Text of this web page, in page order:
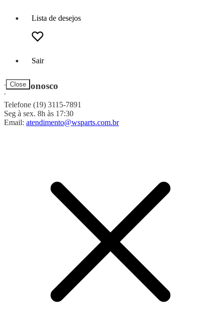
Lista de desejos
Sair
Close
Fale Conosco
Telefone (19) 3115-7891
Seg à sex. 8h às 17:30
Email: atendimento@wsparts.com.br